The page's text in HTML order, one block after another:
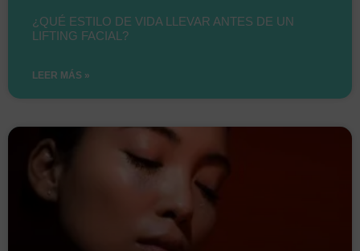
¿QUÉ ESTILO DE VIDA LLEVAR ANTES DE UN
LIFTING FACIAL?
LEER MÁS »